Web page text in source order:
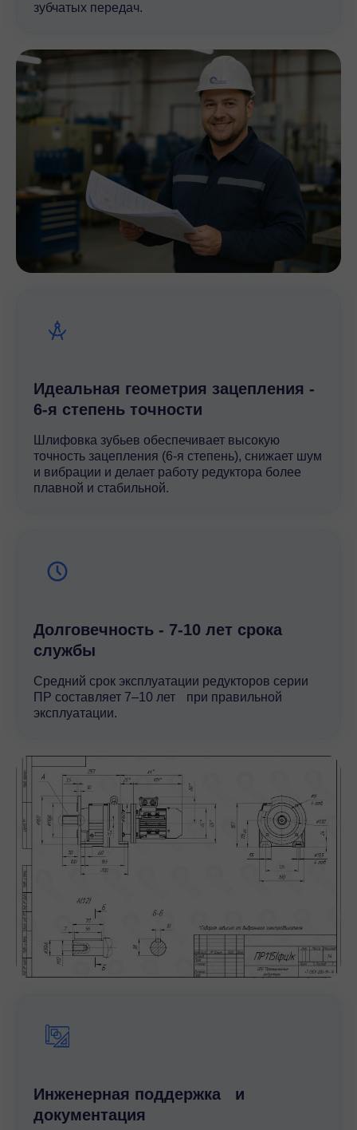
зубчатых передач.
Идеальная геометрия зацепления -
6-я степень точности
Шлифовка зубьев обеспечивает высокую
точность зацепления (6-я степень), снижает шум
и вибрации и делает работу редуктора более
плавной и стабильной.
Долговечность - 7-10 лет срока
службы
Средний срок эксплуатации редукторов серии
ПР составляет 7–10 лет при правильной
эксплуатации.
Инженерная поддержка и
документация